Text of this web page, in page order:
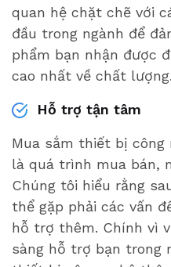
quan hệ chặt chẽ với
đầu trong ngành để
phẩm bạn nhận được
cao nhất về chất lượng.
Hỗ trợ tận tâm
Mua sắm thiết bị
là quá trình mua bán,
Chúng tôi hiểu rằng
thể gặp phải các vấn
hỗ trợ thêm. Chính vì
sàng hỗ trợ bạn trong